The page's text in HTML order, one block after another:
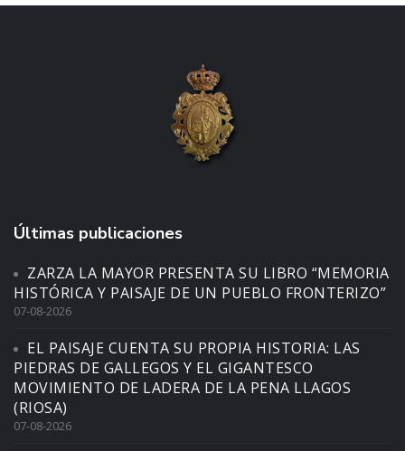
Últimas publicaciones
ZARZA LA MAYOR PRESENTA SU LIBRO “MEMORIA
HISTÓRICA Y PAISAJE DE UN PUEBLO FRONTERIZO”
07-08-2026
EL PAISAJE CUENTA SU PROPIA HISTORIA: LAS
PIEDRAS DE GALLEGOS Y EL GIGANTESCO
MOVIMIENTO DE LADERA DE LA PENA LLAGOS
(RIOSA)
07-08-2026